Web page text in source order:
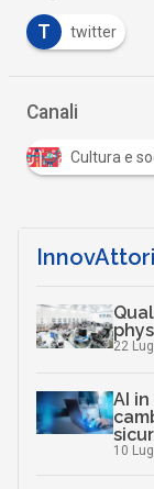
T twitter
Canali
Cultura e
InnovAttori
22
AI
10